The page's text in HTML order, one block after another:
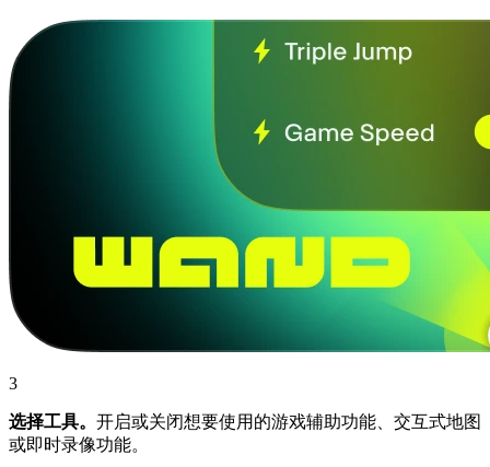
3
选择工具。 开启或关闭想要使用的游戏辅助功能、交互式地图
或即时录像功能。